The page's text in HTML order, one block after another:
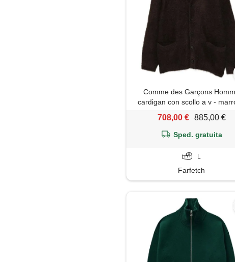
Comme des Garçons
cardigan con scollo a v -
708,00 € 885,00 €
Sped. gratuita
L
Farfetch